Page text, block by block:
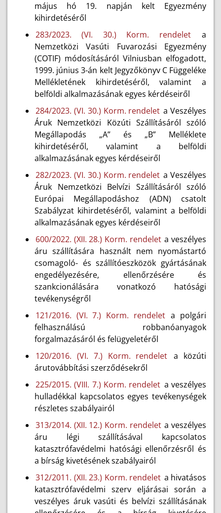
május hó 19. napján kelt Egyezmény
kihirdetéséről
283/2023. (VI. 30.) Korm. rendelet a
Nemzetközi Vasúti Fuvarozási Egyezmény
(COTIF) módosításáról Vilniusban elfogadott,
1999. június 3-án kelt Jegyzőkönyv C Függeléke
Mellékletének kihirdetéséről, valamint a
belföldi alkalmazásának egyes kérdéseiről
284/2023. (VI. 30.) Korm. rendelet a Veszélyes
Áruk Nemzetközi Közúti Szállításáról szóló
Megállapodás „A” és „B” Melléklete
kihirdetéséről, valamint a belföldi
alkalmazásának egyes kérdéseiről
282/2023. (VI. 30.) Korm. rendelet a Veszélyes
Áruk Nemzetközi Belvízi Szállításáról szóló
Európai Megállapodáshoz (ADN) csatolt
Szabályzat kihirdetéséről, valamint a belföldi
alkalmazásának egyes kérdéseiről
600/2022. (XII. 28.) Korm. rendelet a veszélyes
áru szállítására használt nem nyomástartó
csomagoló- és szállítóeszközök gyártásának
engedélyezésére, ellenőrzésére és
szankcionálására vonatkozó hatósági
tevékenységről
121/2016. (VI. 7.) Korm. rendelet a polgári
felhasználású robbanóanyagok
forgalmazásáról és felügyeletéről
120/2016. (VI. 7.) Korm. rendelet a közúti
árutovábbítási szerződésekről
225/2015. (VIII. 7.) Korm. rendelet a veszélyes
hulladékkal kapcsolatos egyes tevékenységek
részletes szabályairól
313/2014. (XII. 12.) Korm. rendelet a veszélyes
áru légi szállításával kapcsolatos
katasztrófavédelmi hatósági ellenőrzésről és
a bírság kivetésének szabályairól
312/2011. (XII. 23.) Korm. rendelet a hivatásos
katasztrófavédelmi szerv eljárásai során a
veszélyes áruk vasúti és belvízi szállításának